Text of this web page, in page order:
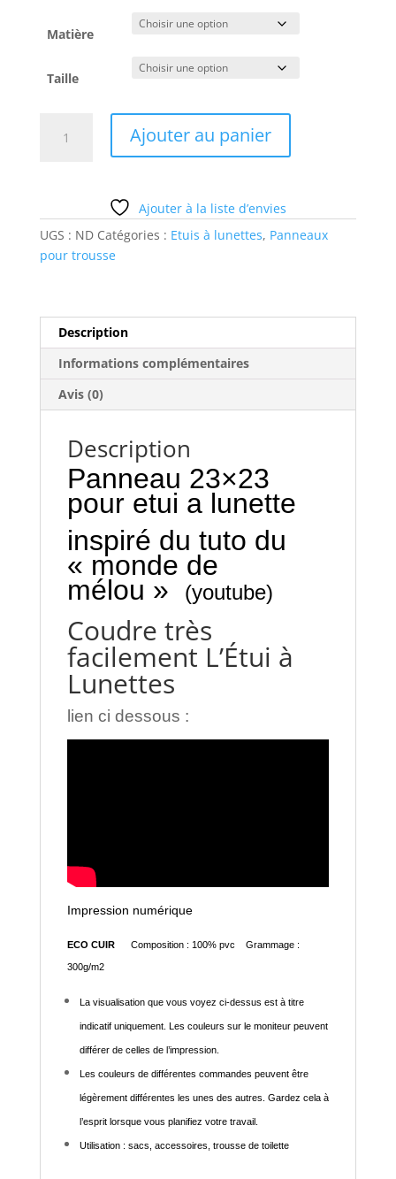
Matière
Taille
Ajouter au panier
Ajouter à la liste d’envies
UGS : ND Catégories : Etuis à lunettes, Panneaux
pour trousse
Description
Informations complémentaires
Avis (0)
Description
Panneau 23×23
pour etui a lunette
inspiré du tuto du
« monde de
mélou » (youtube)
Coudre très
facilement L’Étui à
Lunettes
lien ci dessous :
Impression numérique
ECO CUIR Composition : 100% pvc Grammage :
300g/m2
La visualisation que vous voyez ci-dessus est à titre
indicatif uniquement. Les couleurs sur le moniteur peuvent
différer de celles de l’impression.
Les couleurs de différentes commandes peuvent être
légèrement différentes les unes des autres. Gardez cela à
l’esprit lorsque vous planifiez votre travail.
Utilisation : sacs, accessoires, trousse de toilette